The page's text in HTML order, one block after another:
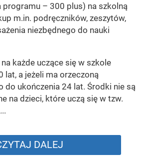
– 300 plus) na szkolną
m.in. podręczników, zeszytów,
niezbędnego do nauki
każde uczące się w szkole
lat, a jeżeli ma orzeczoną
do ukończenia 24 lat. Środki nie są
na dzieci, które uczą się w tzw.
DALEJ